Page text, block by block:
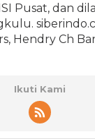
Pusat, dan
Hendry Ch
Ikuti Kami